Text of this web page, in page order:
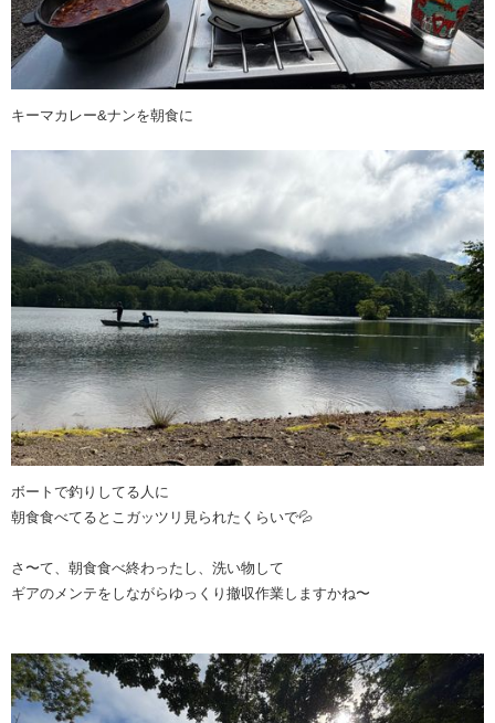
キーマカレー&ナンを朝食に
ボートで釣りしてる人に
朝食食べてるとこガッツリ見られたくらいで💦
さ〜て、朝食食べ終わったし、洗い物して
ギアのメンテをしながらゆっくり撤収作業しますかね〜